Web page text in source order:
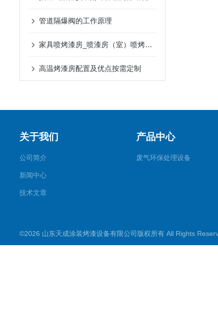
管道隔爆阀的工作原理
家具喷烤漆房_喷漆房（室）喷烤漆房/烘干房
高温烤漆房配置及优点按需定制
关于我们
公司简介
新闻中心
技术文章
产品中心
废气环保处理设备
©2026 山东天成涂装烤漆设备有限公司版权所有 All Rights